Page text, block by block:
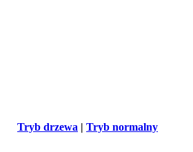
Tryb drzewa | Tryb normalny